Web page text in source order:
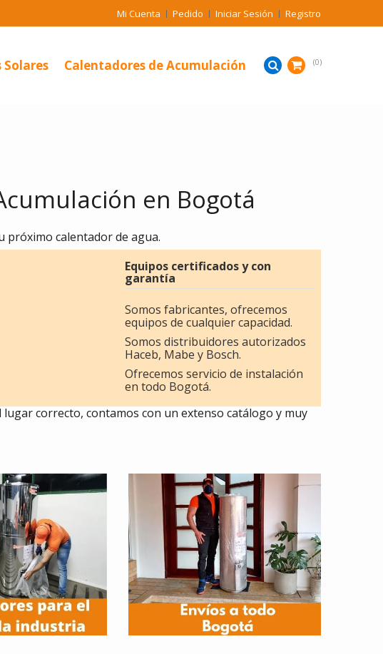
Mi Cuenta Pedido Iniciar Sesión Registro
Calentadores de Acumulación 0
en Bogotá
próximo calentador de agua.
Equipos certificados y con
garantía
Somos fabricantes, ofrecemos
equipos de cualquier capacidad.
Somos distribuidores autorizados
Haceb, Mabe y Bosch.
Ofrecemos servicio de instalación
en todo Bogotá.
correcto, contamos con un extenso catálogo y muy